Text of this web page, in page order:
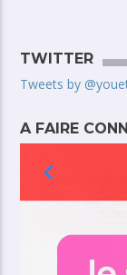
TWITTER
Tweets by
A FAIRE